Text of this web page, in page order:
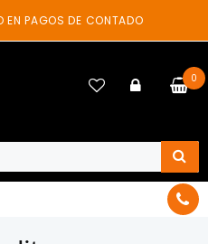
EN PAGOS DE CONTADO
0